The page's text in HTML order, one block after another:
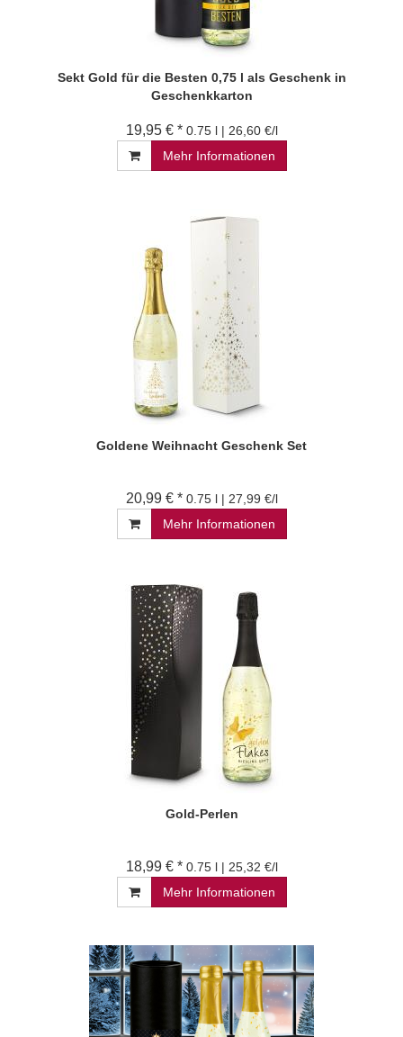
Sekt Gold für die Besten 0,75 l als Geschenk in
Geschenkkarton
19,95 € * 0.75 l | 26,60 €/l
Mehr Informationen
Goldene Weihnacht Geschenk Set
20,99 € * 0.75 l | 27,99 €/l
Mehr Informationen
Gold-Perlen
18,99 € * 0.75 l | 25,32 €/l
Mehr Informationen